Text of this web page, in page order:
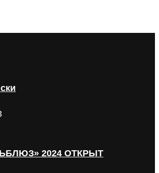
2024 ОТКРЫТ